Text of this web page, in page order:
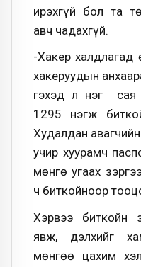
ирэхгүй бол та
авч чадахгүй.
-Хакер халдлагад
хакеруудын
гэхэд л нэг сая
1295 нэгж
Худалдан
учир хуурамч
мөнгө угаах
ч биткойноор
Хэрвээ биткойн
явж, дэлхийг
мөнгөө цахим